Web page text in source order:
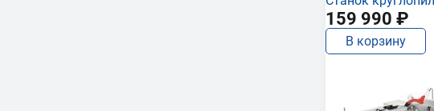
159 990 ₽
В корзину